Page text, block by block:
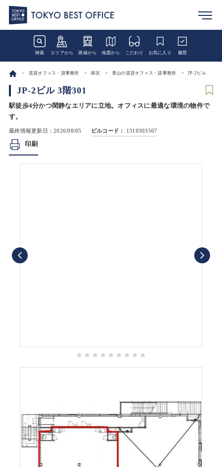
検索 エリアから 路線から 地図から こだわり お気に入り 履歴
賃貸オフィス・貸事務所 港区 青山の賃貸オフィス・貸事務所 JP-2ビル
JP-2ビル 3階301
駅徒歩4分かつ閑静なエリアに立地。オフィスに最適な環境の物件で
す。
最終情報更新日：2026/08/05 ビルコード： 1310303567
印刷